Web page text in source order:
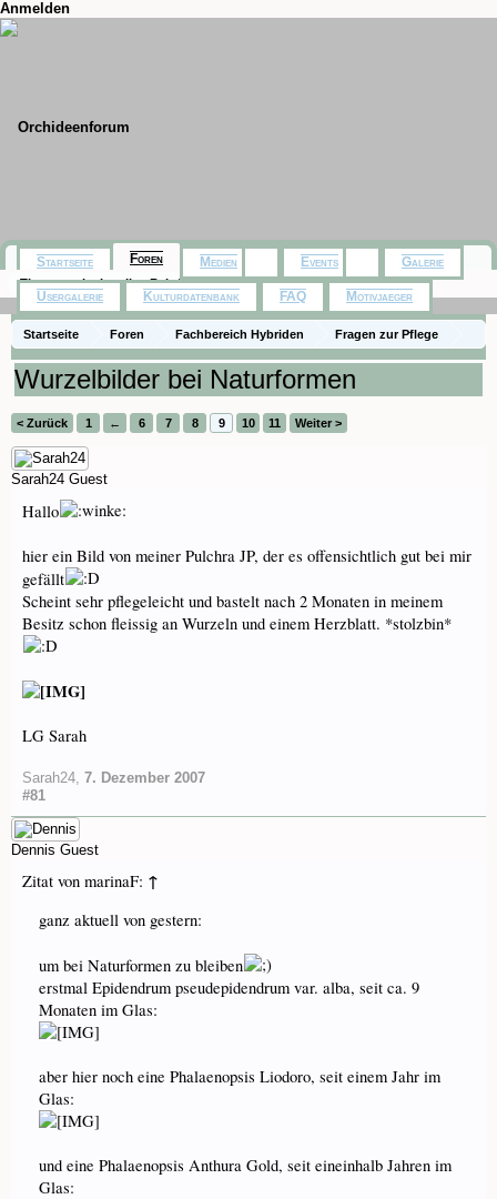
Anmelden
Startseite Foren Fachbereich Hybriden Fragen zur Pflege
Wurzelbilder bei Naturformen
< Zurück 1 ← 6 7 8 9 10 11 Weiter >
Sarah24 Guest
Hallo
hier ein Bild von meiner Pulchra JP, der es offensichtlich gut bei mir
gefällt
Scheint sehr pflegeleicht und bastelt nach 2 Monaten in meinem
Besitz schon fleissig an Wurzeln und einem Herzblatt. *stolzbin*
LG Sarah
Sarah24, 7. Dezember 2007
#81
Dennis Guest
Zitat von marinaF: ↑
ganz aktuell von gestern:
um bei Naturformen zu bleiben
erstmal Epidendrum pseudepidendrum var. alba, seit ca. 9
Monaten im Glas:
aber hier noch eine Phalaenopsis Liodoro, seit einem Jahr im
Glas:
und eine Phalaenopsis Anthura Gold, seit eineinhalb Jahren im
Glas:
Startseite Foren
Themen mit aktuellen Beiträgen
Medien Events Galerie
Usergalerie Kulturdatenbank FAQ Motivjaeger